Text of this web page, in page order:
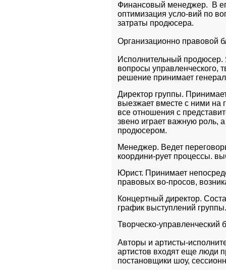
Финансовый менеджер.  В
оптимизация усло-вий по
затраты продюсера.
Организационно правовой
Исполнительный продюсер.
вопросы управленческого,
решение принимает
Директор группы.
выезжает вместе с ними на
все отношения с
звено играет важную роль,
продюсером.
Менеджер. Ведет
координи-рует процессы.
Юрист. Принимает
правовых во-просов,
Концертный директор.
график выступлений
Творческо-управленческий
Авторы и артисты-
артистов входят еще люди
постановщики шоу,